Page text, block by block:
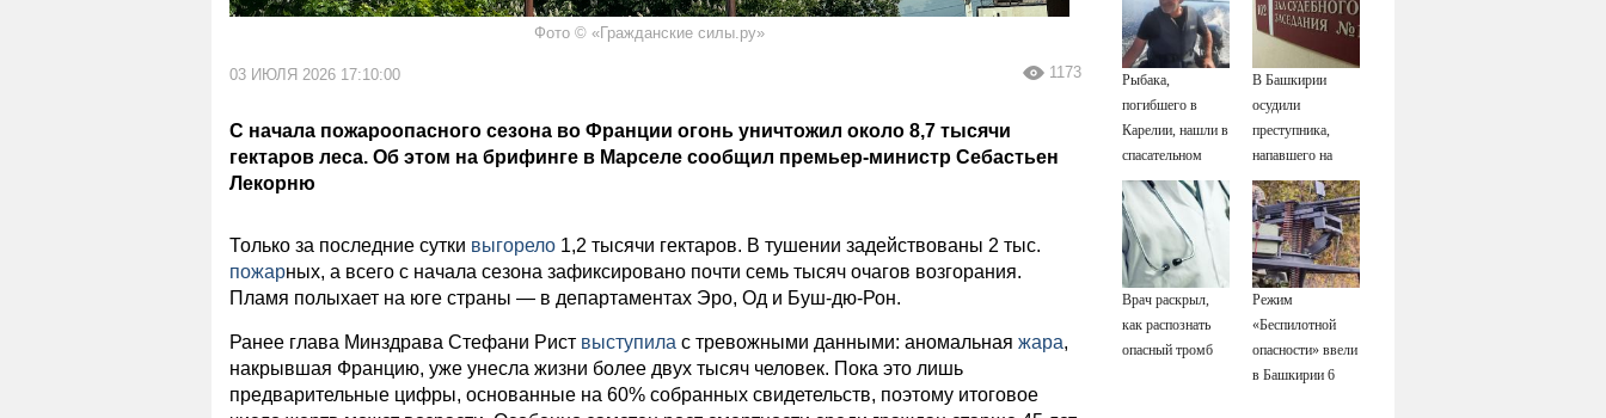
Фото © «Гражданские силы.ру»
03 ИЮЛЯ 2026 17:10:00 1173
С начала пожароопасного сезона во Франции огонь уничтожил около 8,7 тысячи
гектаров леса. Об этом на брифинге в Марселе сообщил премьер-министр Себастьен
Лекорню
Только за последние сутки выгорело 1,2 тысячи гектаров. В тушении задействованы 2 тыс.
пожарных, а всего с начала сезона зафиксировано почти семь тысяч очагов возгорания.
Пламя полыхает на юге страны — в департаментах Эро, Од и Буш-дю-Рон.
Ранее глава Минздрава Стефани Рист выступила с тревожными данными: аномальная жара,
накрывшая Францию, уже унесла жизни более двух тысяч человек. Пока это лишь
предварительные цифры, основанные на 60% собранных свидетельств, поэтому итоговое
фактов, новые
подробности
остановившего
мальчишек на
поле с горохом
Рыбака,
погибшего в
Карелии, нашли в
спасательном
жилете
В Башкирии
осудили
преступника,
напавшего на
пару после
застолья
Врач раскрыл,
как распознать
опасный тромб
Режим
«Беспилотной
опасности» ввели
в Башкирии 6